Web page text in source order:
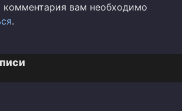
комментария вам необходимо
.